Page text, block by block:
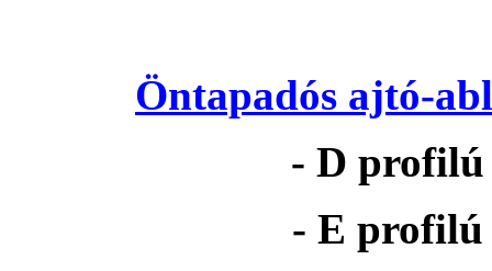
Öntapadós ajtó-
- D profilú
- E profilú